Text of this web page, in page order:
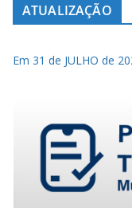
ATUALIZAÇÃO
Em 31 de JULHO de